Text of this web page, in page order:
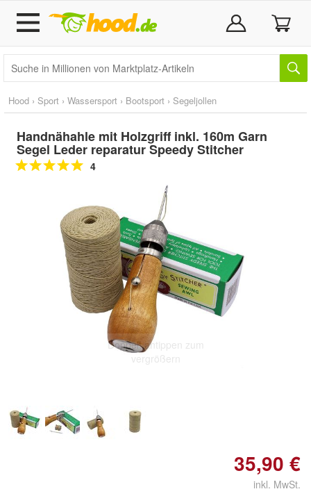
Hood › Sport › Wassersport › Bootsport › Segeljollen
Handnähahle mit Holzgriff inkl. 160m Garn
Segel Leder reparatur Speedy Stitcher
4
Doppelt antippen zum
vergrößern
35,90 €
inkl. MwSt.